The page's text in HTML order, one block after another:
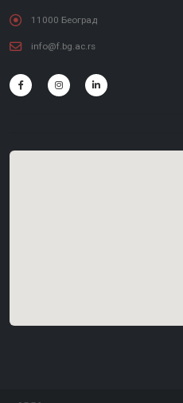
11000 Београд
info@f.bg.ac.rs